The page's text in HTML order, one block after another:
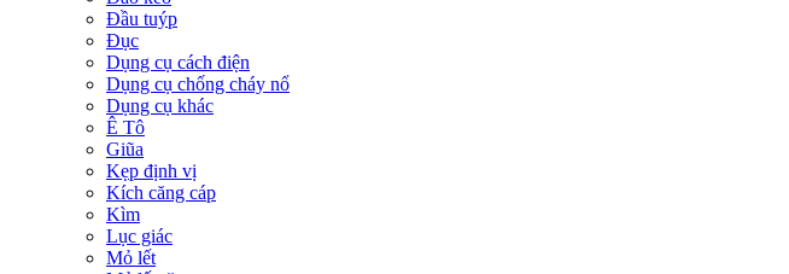
Đầu tuýp
Đục
Dụng cụ cách điện
Dụng cụ chống cháy nổ
Dụng cụ khác
Ê Tô
Giũa
Kẹp định vị
Kích căng cáp
Kìm
Lục giác
Mỏ lết